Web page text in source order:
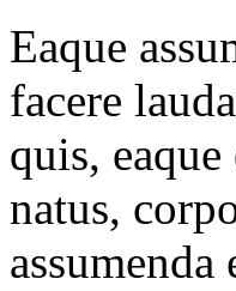
Eaque
facere
quis,
natus,